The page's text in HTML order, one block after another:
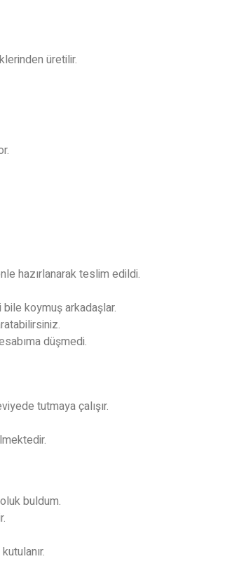
üretilir.
hazırlanarak teslim edildi.
koymuş arkadaşlar.
düşmedi.
tutmaya çalışır.
buldum.